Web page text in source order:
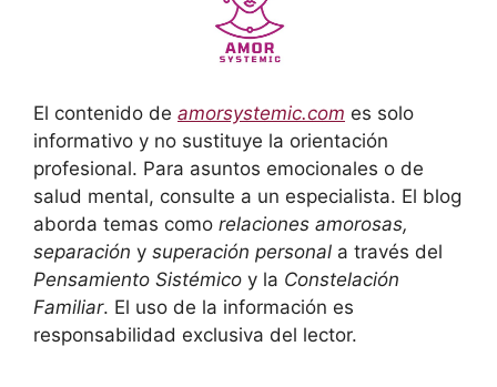
El contenido de amorsystemic.com es solo
informativo y no sustituye la orientación
profesional. Para asuntos emocionales o de
salud mental, consulte a un especialista. El blog
aborda temas como relaciones amorosas,
separación y superación personal a través del
Pensamiento Sistémico y la Constelación
Familiar. El uso de la información es
responsabilidad exclusiva del lector.